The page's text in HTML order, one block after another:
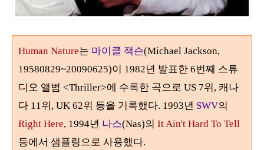
Human Nature는 마이클 잭슨(Michael Jackson,
19580829~20090625)이 1982년 발표한 6번째 스튜
디오 앨범 <Thriller>에 수록한 곡으로 US 7위, 캐나
다 11위, UK 62위 등을 기록했다. 1993년 SWV의
Right Here, 1994년 나스(Nas)의 It Ain't Hard To Tell
등에서 샘플링으로 사용했다.